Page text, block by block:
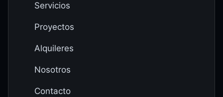
Servicios
Proyectos
Alquileres
Nosotros
Contacto